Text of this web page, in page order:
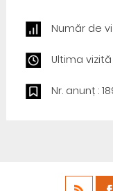
Număr de
Ultima vizită
Nr. anunț :